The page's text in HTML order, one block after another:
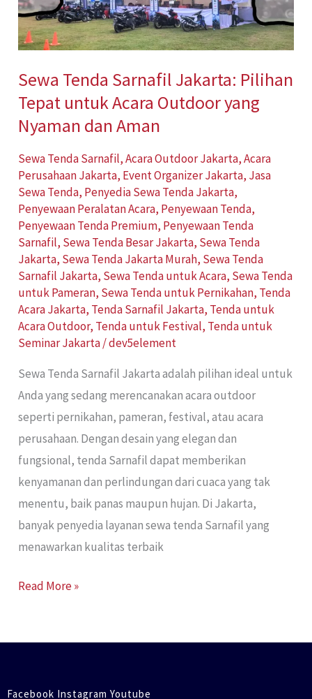
Sewa Tenda Sarnafil Jakarta: Pilihan
Tepat untuk Acara Outdoor yang
Nyaman dan Aman
Sewa Tenda Sarnafil,Acara Outdoor Jakarta,Acara
Perusahaan Jakarta, Event Organizer Jakarta, Jasa
Sewa Tenda, Penyedia Sewa Tenda Jakarta,
Penyewaan Peralatan Acara, Penyewaan Tenda,
Penyewaan Tenda Premium, Penyewaan Tenda
Sarnafil, Sewa Tenda Besar Jakarta, Sewa Tenda
Jakarta, Sewa Tenda Jakarta Murah, Sewa Tenda
Sarnafil Jakarta, Sewa Tenda untuk Acara, Sewa Tenda
untuk Pameran, Sewa Tenda untuk Pernikahan, Tenda
Acara Jakarta, Tenda Sarnafil Jakarta, Tenda untuk
Acara Outdoor, Tenda untuk Festival, Tenda untuk
Seminar Jakarta/dev5element
Sewa Tenda Sarnafil Jakarta adalah pilihan ideal untuk
Anda yang sedang merencanakan acara outdoor
seperti pernikahan, pameran, festival, atau acara
perusahaan. Dengan desain yang elegan dan
fungsional, tenda Sarnafil dapat memberikan
kenyamanan dan perlindungan dari cuaca yang tak
menentu, baik panas maupun hujan. Di Jakarta,
banyak penyedia layanan sewa tenda Sarnafil yang
menawarkan kualitas terbaik
Tepat
untuk
Outdoor
yang
Nyaman
Aman
Read More »
Facebook Instagram Youtube